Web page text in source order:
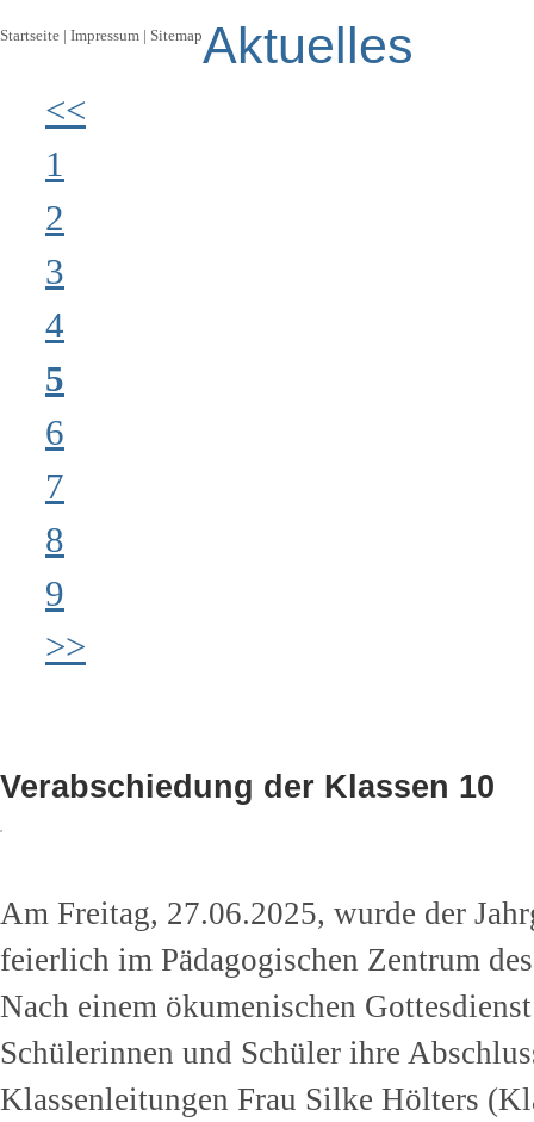
Startseite Impressum SitemapAktuelles
<<
1
2
3
4
5
6
7
8
9
>>
Verabschiedung der Klassen 10
Am Freitag, 27.06.2025, wurde der
feierlich im Pädagogischen Zentrum
Nach einem ökumenischen
Schülerinnen und Schüler ihre
Klassenleitungen Frau Silke Hölters